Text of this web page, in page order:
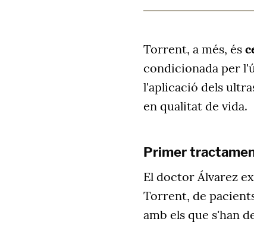
Torrent, a més, és
condicionada per
l'aplicació dels
en qualitat de vida.
Primer
El doctor Álvarez
Torrent, de
amb els que s'han